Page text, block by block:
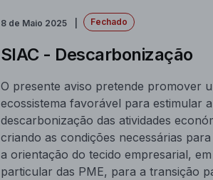
8 de Maio 2025 Fechado
SIAC - Descarbonização
O presente aviso pretende promover
ecossistema favorável para estimular a
descarbonização das atividades
criando as condições necessárias
a orientação do tecido empresarial, em
particular das PME, para a transição